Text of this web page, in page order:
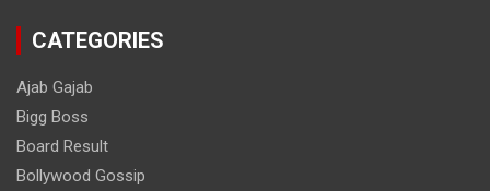
CATEGORIES
Ajab Gajab
Bigg Boss
Board Result
Bollywood Gossip